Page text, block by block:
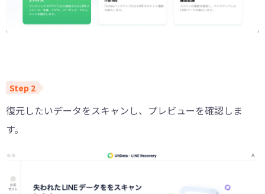
復元したいデータをスキャンし、プレビューを確認しま
す。